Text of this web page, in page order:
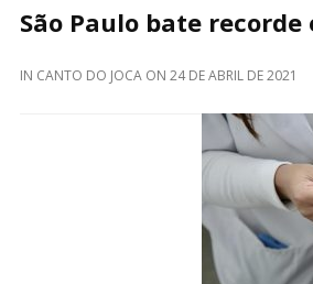
São Paulo bate
IN CANTO DO JOCA ON 24 DE ABRIL DE 2021